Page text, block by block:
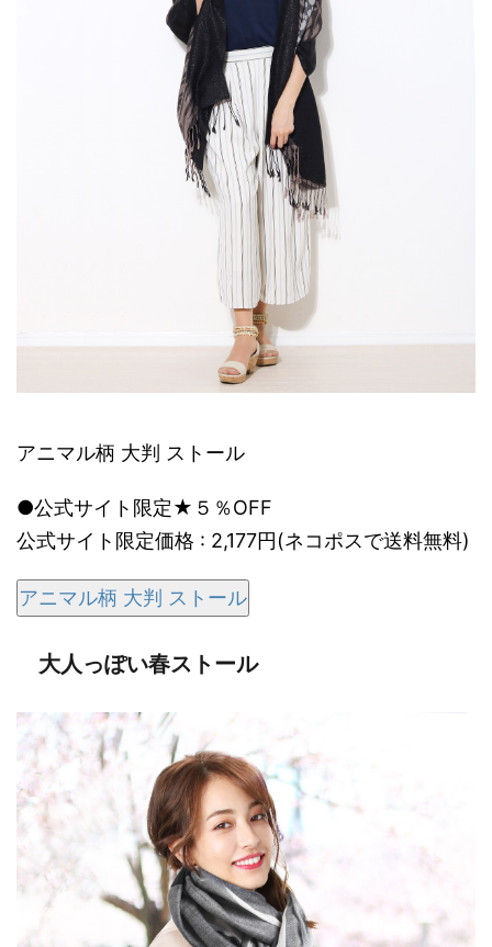
アニマル柄 大判 ストール
●公式サイト限定★５％OFF
公式サイト限定価格 : 2,177円(ネコポスで送料無料)
アニマル柄 大判 ストール
大人っぽい春ストール